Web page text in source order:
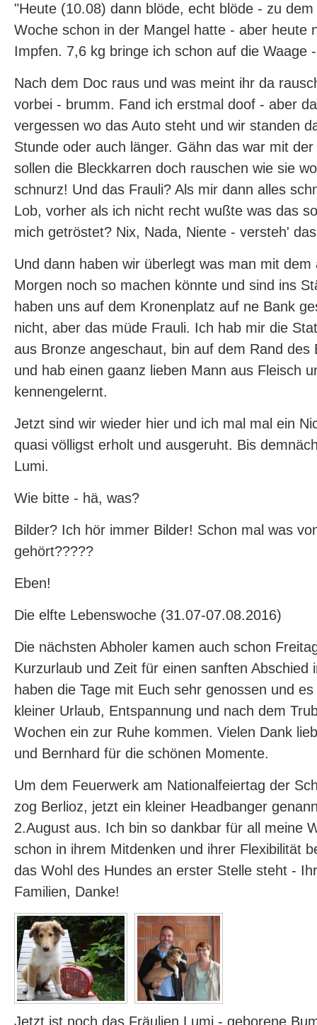
"Heute (10.08) dann blöde, echt blöde - zu
Woche schon in der Mangel hatte - aber heute
Impfen. 7,6 kg bringe ich schon auf die Waage
Nach dem Doc raus und was meint ihr da
vorbei - brumm. Fand ich erstmal doof - aber
vergessen wo das Auto steht und wir standen
Stunde oder auch länger. Gähn das war mit
sollen die Bleckkarren doch rauschen wie sie
schnurz! Und das Frauli? Als mir dann alles
Lob, vorher als ich nicht recht wußte was das
mich getröstet? Nix, Nada, Niente - versteh'
Und dann haben wir überlegt was man mit dem
Morgen noch so machen könnte und sind ins
haben uns auf dem Kronenplatz auf ne Bank
nicht, aber das müde Frauli. Ich hab mir die
aus Bronze angeschaut, bin auf dem Rand des
und hab einen gaanz lieben Mann aus Fleisch
kennengelernt.
Jetzt sind wir wieder hier und ich mal mal ein
quasi völligst erholt und ausgeruht. Bis
Lumi.
Wie bitte - hä, was?
Bilder? Ich hör immer Bilder! Schon mal was
gehört?????
Eben!
Die elfte Lebenswoche (31.07-07.08.2016)
Die nächsten Abholer kamen auch schon
Kurzurlaub und Zeit für einen sanften Abschied
haben die Tage mit Euch sehr genossen und
kleiner Urlaub, Entspannung und nach dem
Wochen ein zur Ruhe kommen. Vielen Dank
und Bernhard für die schönen Momente.
Um dem Feuerwerk am Nationalfeiertag der
zog Berlioz, jetzt ein kleiner Headbanger
2.August aus. Ich bin so dankbar für all meine
schon in ihrem Mitdenken und ihrer Flexibilität
das Wohl des Hundes an erster Stelle steht -
Familien, Danke!
Jetzt ist noch das Fräulien Lumi - geborene